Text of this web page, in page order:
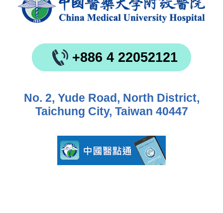
+886 4 22052121
No. 2, Yude Road, North District,
Taichung City, Taiwan 40447